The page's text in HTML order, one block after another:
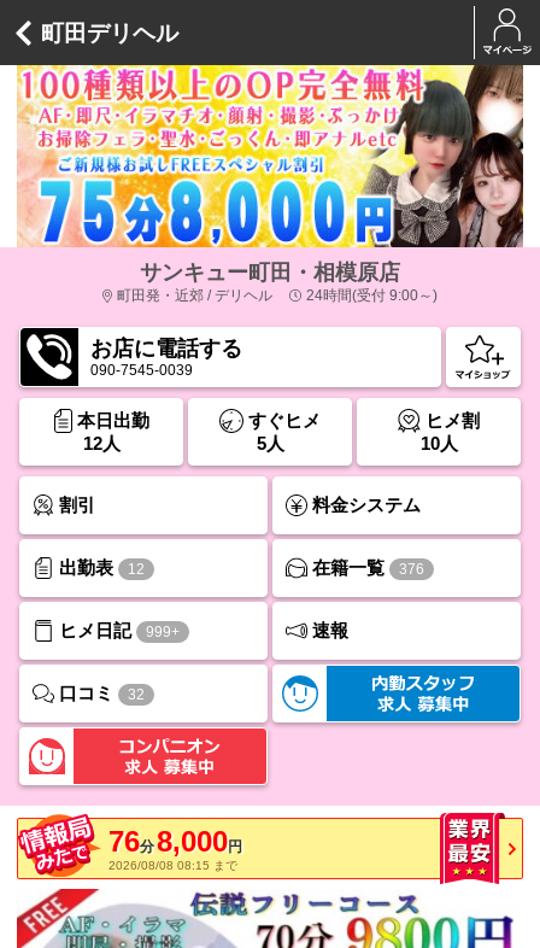
町田デリヘル
サンキュー町田・相模原店
町田発・近郊 / デリヘル 24時間(受付 9:00～)
お店に電話する
090-7545-0039
本日出勤
12人
すぐヒメ
5人
ヒメ割
10人
割引 料金システム
出勤表 12 在籍一覧 376
ヒメ日記 999+ 速報
口コミ 32
76分8,000円
2026/08/08 08:15 まで